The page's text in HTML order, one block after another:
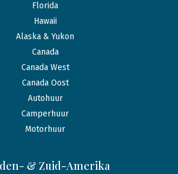
Florida
Hawaii
Alaska & Yukon
Canada
Canada West
Canada Oost
Autohuur
Camperhuur
Motorhuur
& Zuid-Amerika